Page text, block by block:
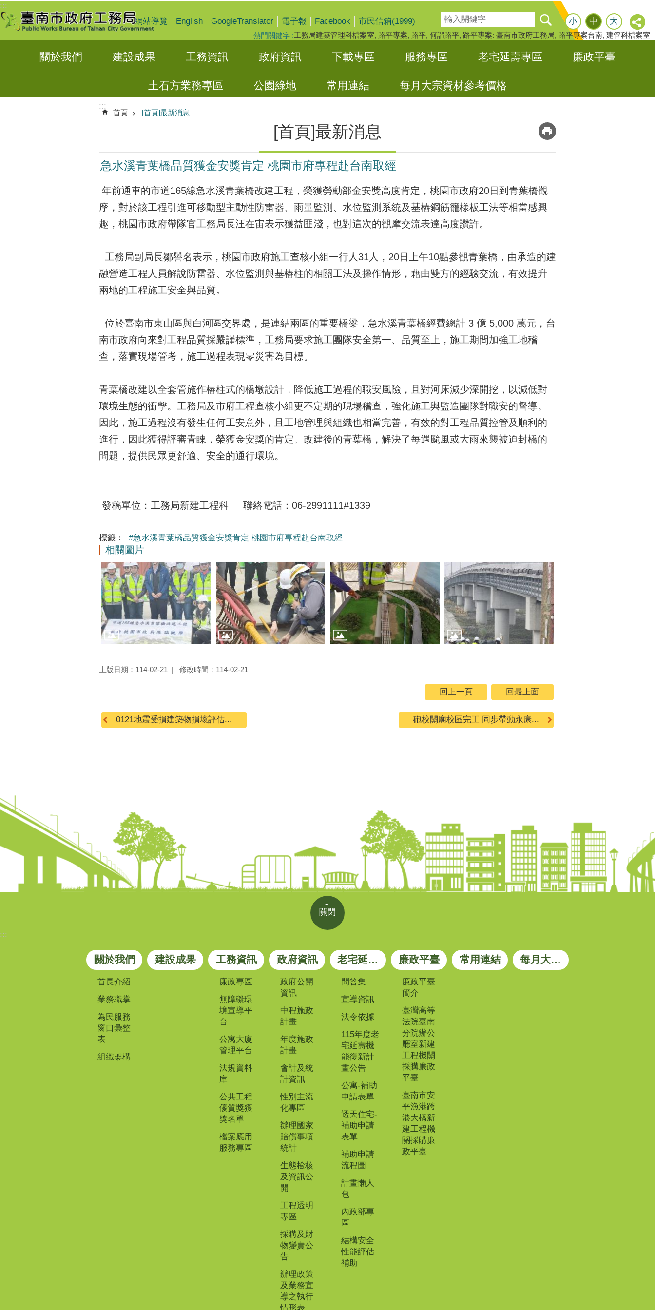
跳到主要內容區塊
:::
網站導覽
English GoogleTranslator 電子報 Facebook 市民信箱(1999)
搜尋
小 中 大
熱門關鍵字 工務局建築管理科檔案室 路平專案 路平 何謂路平 路平專案: 臺南市政府工務局 路平專案台南 建管科檔案室
關於我們 建設成果 工務資訊 政府資訊 下載專區 服務專區 老宅延壽專區 廉政平臺
土石方業務專區 公園綠地 常用連結 每月大宗資材參考價格
:::
首頁 [首頁]最新消息
[首頁]最新消息 _
急水溪青葉橋品質獲金安獎肯定 桃園市府專程赴台南取經
年前通車的市道165線急水溪青葉橋改建工程，榮獲勞動部金安獎高度肯定，桃園市政府20日到青葉橋觀
摩，對於該工程引進可移動型主動性防雷器、雨量監測、水位監測系統及基樁鋼筋籠様板工法等相當感興
趣，桃園市政府帶隊官工務局長汪在宙表示獲益匪淺，也對這次的觀摩交流表達高度讚許。
工務局副局長鄒譽名表示，桃園市政府施工查核小組一行人31人，20日上午10點參觀青葉橋，由承造的建
融營造工程人員解說防雷器、水位監測與基樁柱的相關工法及操作情形，藉由雙方的經驗交流，有效提升
兩地的工程施工安全與品質。
位於臺南市東山區與白河區交界處，是連結兩區的重要橋梁，急水溪青葉橋經費總計 3 億 5,000 萬元，台
南市政府向來對工程品質採嚴謹標準，工務局要求施工團隊安全第一、品質至上，施工期間加強工地稽
查，落實現場管考，施工過程表現零災害為目標。
青葉橋改建以全套管施作樁柱式的橋墩設計，降低施工過程的職安風險，且對河床減少深開挖，以減低對
環境生態的衝擊。工務局及市府工程查核小組更不定期的現場稽查，強化施工與監造團隊對職安的督導。
因此，施工過程沒有發生任何工安意外，且工地管理與組織也相當完善，有效的對工程品質控管及順利的
進行，因此獲得評審青睞，榮獲金安獎的肯定。改建後的青葉橋，解決了每遇颱風或大雨來襲被迫封橋的
問題，提供民眾更舒適、安全的通行環境。
發稿單位：工務局新建工程科 聯絡電話：06-2991111#1339
標籤： #急水溪青葉橋品質獲金安獎肯定 桃園市府專程赴台南取經
相關圖片
上版日期：114-02-21 修改時間：114-02-21
回上一頁 回最上面
0121地震受損建築物損壞評估... 砲校關廟校區完工 同步帶動永康...
關閉
:::
關於我們
首長介紹
業務職掌
為民服務
窗口彙整
表
組織架構
建設成果 工務資訊
廉政專區
無障礙環
境宣導平
台
公寓大廈
管理平台
法規資料
庫
公共工程
優質獎獲
獎名單
檔案應用
服務專區
政府資訊
政府公開
資訊
中程施政
計畫
年度施政
計畫
會計及統
計資訊
性別主流
化專區
辦理國家
賠償事項
統計
生態檢核
及資訊公
開
工程透明
專區
採購及財
物變賣公
告
辦理政策
及業務宣
導之執行
情形表
老宅延壽專區
問答集
宣導資訊
法令依據
115年度老
宅延壽機
能復新計
畫公告
公寓-補助
申請表單
透天住宅-
補助申請
表單
補助申請
流程圖
計畫懶人
包
內政部專
區
結構安全
性能評估
補助
廉政平臺
廉政平臺
簡介
臺灣高等
法院臺南
分院辦公
廳室新建
工程機關
採購廉政
平臺
臺南市安
平漁港跨
港大橋新
建工程機
關採購廉
政平臺
常用連結 每月大宗資材參考價格